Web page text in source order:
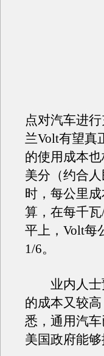
点对汽车进
兰Volt有望真
的使用成本
美分（约合
时，每公里
算，在每千
平上，Volt每
1/6。
业内人士
的成本又较
悉，通用汽
美国政府能